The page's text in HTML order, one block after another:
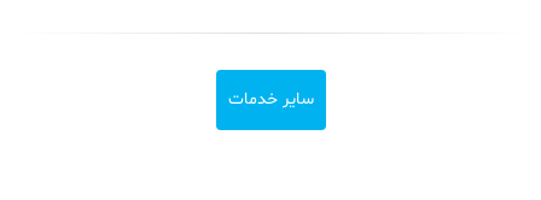
سایر خدمات